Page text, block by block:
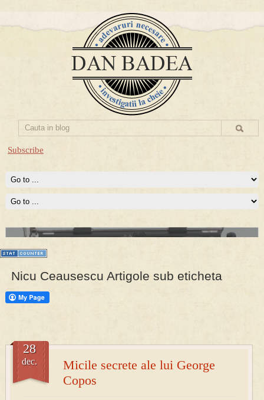
Subscribe
PRESA
Permise pentru vânătoarea de porci în costume, cu gulere albe
Prima mea carte publicata (Nemira)
Averea Presedintelui: prima lucrare despre controversatele
conturi secrete ale Securitatii.
Nicu Ceausescu Artigole sub eticheta
Micile secrete ale lui George
Copos
28
dec.